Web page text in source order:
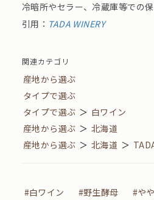
冷暗所やセラー、冷蔵庫等での
引用： TADA WINERY
関連カテゴリ
産地から選ぶ
タイプで選ぶ
タイプで選ぶ ＞ 白ワイン
産地から選ぶ ＞ 北海道
産地から選ぶ ＞ 北海道 ＞
#白ワイン #野生酵母 #や